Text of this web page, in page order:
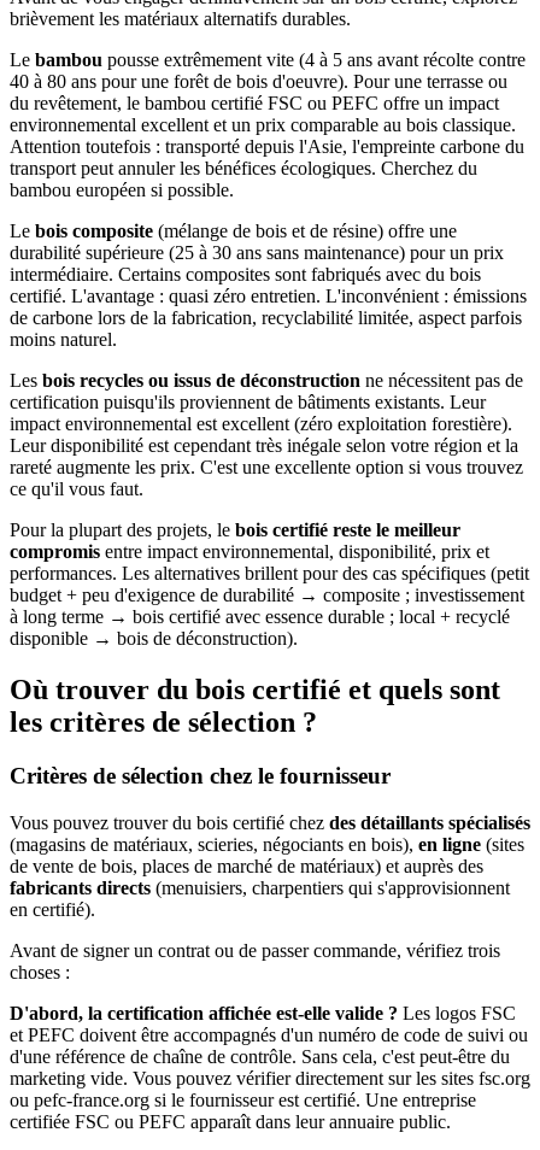
brièvement les matériaux alternatifs durables.
Le bambou pousse extrêmement vite (4 à 5 ans avant récolte contre
40 à 80 ans pour une forêt de bois d'oeuvre). Pour une terrasse ou
du revêtement, le bambou certifié FSC ou PEFC offre un impact
environnemental excellent et un prix comparable au bois classique.
Attention toutefois : transporté depuis l'Asie, l'empreinte carbone du
transport peut annuler les bénéfices écologiques. Cherchez du
bambou européen si possible.
Le bois composite (mélange de bois et de résine) offre une
durabilité supérieure (25 à 30 ans sans maintenance) pour un prix
intermédiaire. Certains composites sont fabriqués avec du bois
certifié. L'avantage : quasi zéro entretien. L'inconvénient : émissions
de carbone lors de la fabrication, recyclabilité limitée, aspect parfois
moins naturel.
Les bois recycles ou issus de déconstruction ne nécessitent pas de
certification puisqu'ils proviennent de bâtiments existants. Leur
impact environnemental est excellent (zéro exploitation forestière).
Leur disponibilité est cependant très inégale selon votre région et la
rareté augmente les prix. C'est une excellente option si vous trouvez
ce qu'il vous faut.
Pour la plupart des projets, le bois certifié reste le meilleur
compromis entre impact environnemental, disponibilité, prix et
performances. Les alternatives brillent pour des cas spécifiques (petit
budget + peu d'exigence de durabilité → composite ; investissement
à long terme → bois certifié avec essence durable ; local + recyclé
disponible → bois de déconstruction).
Où trouver du bois certifié et quels sont
les critères de sélection ?
Critères de sélection chez le fournisseur
Vous pouvez trouver du bois certifié chez des détaillants spécialisés
(magasins de matériaux, scieries, négociants en bois), en ligne (sites
de vente de bois, places de marché de matériaux) et auprès des
fabricants directs (menuisiers, charpentiers qui s'approvisionnent
en certifié).
Avant de signer un contrat ou de passer commande, vérifiez trois
choses :
D'abord, la certification affichée est-elle valide ? Les logos FSC
et PEFC doivent être accompagnés d'un numéro de code de suivi ou
d'une référence de chaîne de contrôle. Sans cela, c'est peut-être du
marketing vide. Vous pouvez vérifier directement sur les sites fsc.org
ou pefc-france.org si le fournisseur est certifié. Une entreprise
certifiée FSC ou PEFC apparaît dans leur annuaire public.